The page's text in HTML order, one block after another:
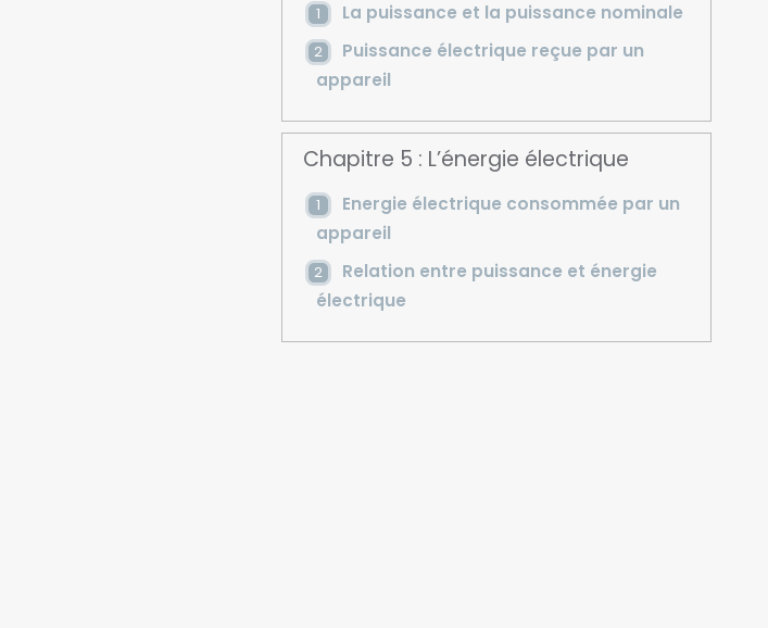
La puissance et la puissance nominale
Puissance électrique reçue par un
appareil
Chapitre 5 : L’énergie électrique
Energie électrique consommée par un
appareil
Relation entre puissance et énergie
électrique